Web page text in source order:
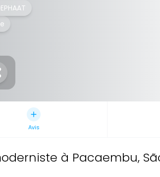
Avis
à Pacaembu,